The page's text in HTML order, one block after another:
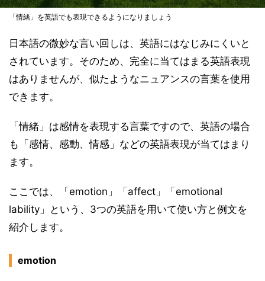
「情緒」を英語でも表現できるようになりましょう
日本語の微妙な言い回しは、英語にはなじみにくいと
されています。そのため、完全に当てはまる英語表現
はありませんが、似たようなニュアンスの言葉を使用
できます。
「情緒」は感情を表現する言葉ですので、英語の場合
も「感情、感動、情感」などの英語表現が当てはまり
ます。
ここでは、「emotion」「affect」「emotional
lability」という、3つの英語を用いて使い方と例文を
紹介します。
emotion